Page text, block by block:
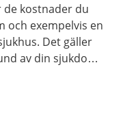
de kostnader du
och exempelvis en
Det gäller
av din sjukdom